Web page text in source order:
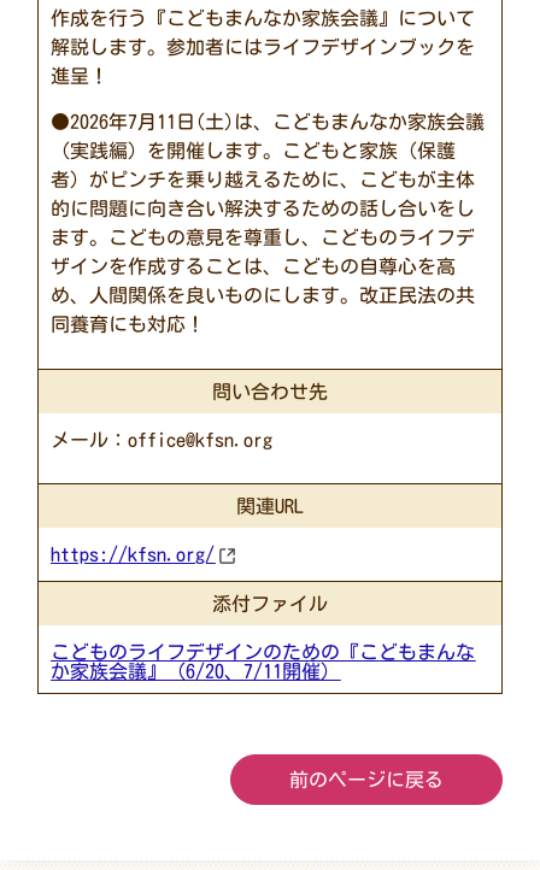
作成を行う『こどもまんなか家族会議』について
解説します。参加者にはライフデザインブックを
進呈！
●2026年7月11日(土)は、こどもまんなか家族会議
（実践編）を開催します。こどもと家族（保護
者）がピンチを乗り越えるために、こどもが主体
的に問題に向き合い解決するための話し合いをし
ます。こどもの意見を尊重し、こどものライフデ
ザインを作成することは、こどもの自尊心を高
め、人間関係を良いものにします。改正民法の共
同養育にも対応！
問い合わせ先
メール：office@kfsn.org
関連URL
https://kfsn.org/
添付ファイル
こどものライフデザインのための『こどもまんな
か家族会議』（6/20、7/11開催）
前のページに戻る